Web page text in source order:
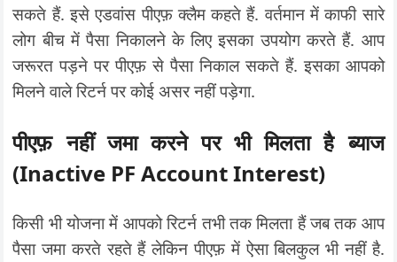
सकते हैं. इसे एडवांस पीएफ़ क्लैम कहते हैं. वर्तमान में काफी सारे
लोग बीच में पैसा निकालने के लिए इसका उपयोग करते हैं. आप
जरूरत पड़ने पर पीएफ़ से पैसा निकाल सकते हैं. इसका आपको
मिलने वाले रिटर्न पर कोई असर नहीं पड़ेगा.
पीएफ़ नहीं जमा करने पर भी मिलता है ब्याज
(Inactive PF Account Interest)
किसी भी योजना में आपको रिटर्न तभी तक मिलता हैं जब तक आप
पैसा जमा करते रहते हैं लेकिन पीएफ़ में ऐसा बिलकुल भी नहीं है.